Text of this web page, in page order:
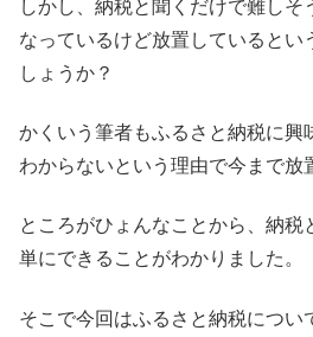
しかし、納税と聞くだけで難しそ
なっているけど放置しているとい
しょうか？
かくいう筆者もふるさと納税に興
わからないという理由で今まで放
ところがひょんなことから、納税
単にできることがわかりました。
そこで今回はふるさと納税につい